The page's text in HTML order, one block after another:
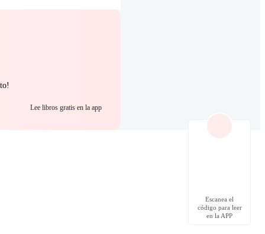
Lee libros gratis en la app
Escanea el
código para leer
en la APP